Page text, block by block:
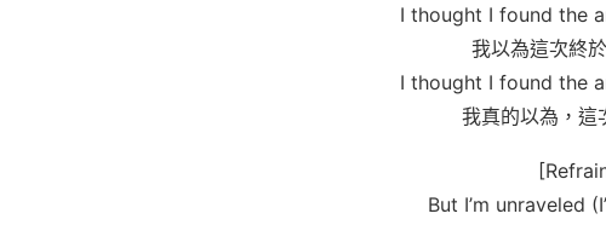
I thought I found the
我以為這次終
I thought I found the
我真的以為，這
But I’m unraveled